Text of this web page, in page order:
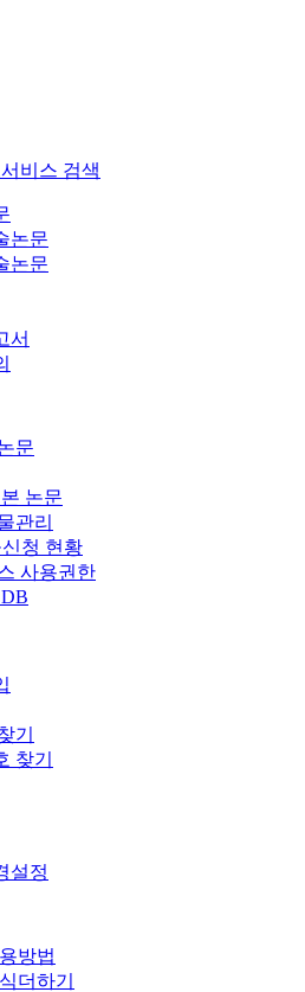
비스 검색
논문
논문
서
문
논문
관리
신청 현황
사용권한
기
찾기
설정
방법
더하기